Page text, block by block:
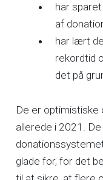
har
af
har lært
rekordtid
det på
De er optimistiske
allerede i 2021.
glade for, for det